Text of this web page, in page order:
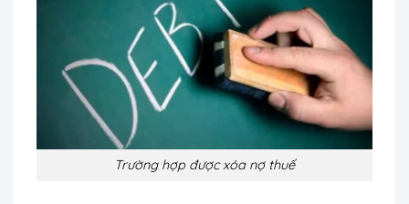
Trường hợp được xóa nợ thuế